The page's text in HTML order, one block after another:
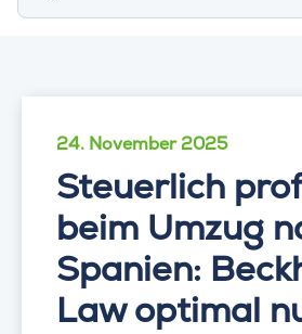
24. November 2025
Steuerlich
beim Umzug
Spanien:
Law optimal